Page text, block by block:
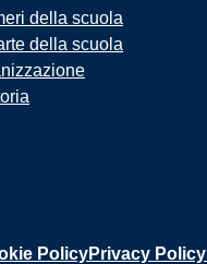
della scuola
della scuola
PolicyPrivacy Policy